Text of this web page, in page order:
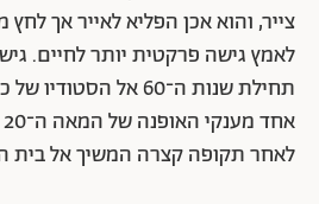
צייר, והוא אכן הפליא לאייר אך
לאמץ גישה פרקטית יותר לחיים.
תחילת שנות ה־60 אל
לאחר תקופה קצרה המשיך אל בית